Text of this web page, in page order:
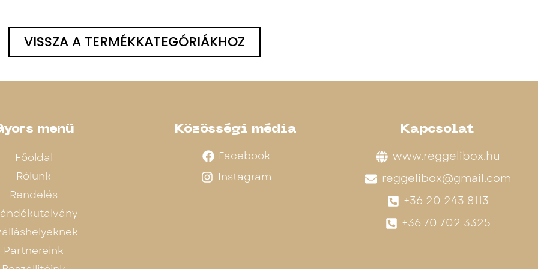
VISSZA A TERMÉKKATEGÓRIÁKHOZ
menü
Főoldal
Rólunk
Rendelés
Partnereink
Közösségi média
Facebook
Instagram
Kapcsolat
www.reggelibox.hu
reggelibox@gmail.com
+36 20 243 8113
+36 70 702 3325